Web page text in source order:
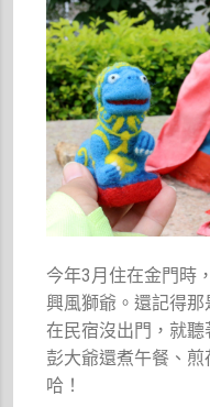
今年3月住在金門時
興風獅爺。還記得
在民宿沒出門，就
彭大爺還煮午餐、
哈！